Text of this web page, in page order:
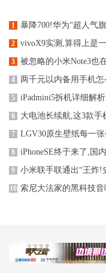
1 暴降700!华为“超人气
2 vivoX9实测,算得上是
3 被忽略的小米Note3也
4 两千元以内备用手机怎
5 iPadmini5拆机详细解
6 大电池长续航,这3款手
7 LGV30原生壁纸每一
8 iPhoneSE终于来了,国
9 小米联手联通出“王炸!
10 索尼大法家的黑科技